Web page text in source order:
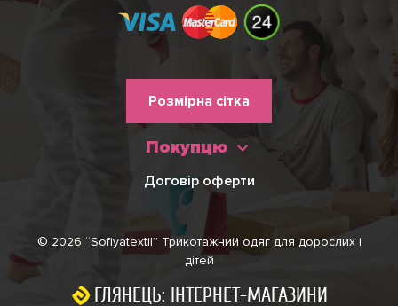
колонтитулу
Розмірна сітка
Покупцю
Договір оферти
© 2026 “Sofiyatextil” Трикотажний одяг для дорослих і
дітей
ГЛЯНЕЦЬ: ІНТЕРНЕТ-МАГАЗИНИ